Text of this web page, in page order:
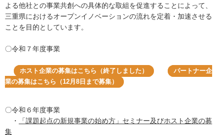
よる他社との事業共創への具体的な取組を促進することによって、
三重県におけるオープンイノベーションの流れを定着・加速させる
ことを目的としています。
〇令和７年度事業
ホスト企業の募集はこちら（終了しました）
パートナー企
業の募集はこちら（12月8日まで募集）
〇令和６年度事業
・
「課題起点の新規事業の始め方」セミナー及びホスト企業の募
集